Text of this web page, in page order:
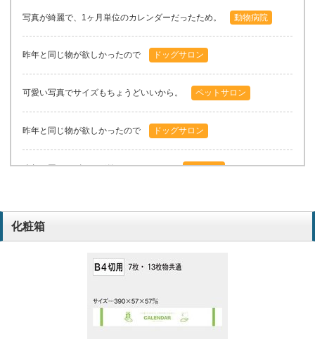
写真が綺麗で、1ヶ月単位のカレンダーだったため。 動物病院
昨年と同じ物が欲しかったので ドッグサロン
可愛い写真でサイズもちょうどいいから。 ペットサロン
昨年と同じ物が欲しかったので ドッグサロン
昨年と同じデザインが欲しかったので。 トリマー
毎年お願いしており、いつも可愛いデザインなので。 トリマー
ペットサロン
化粧箱